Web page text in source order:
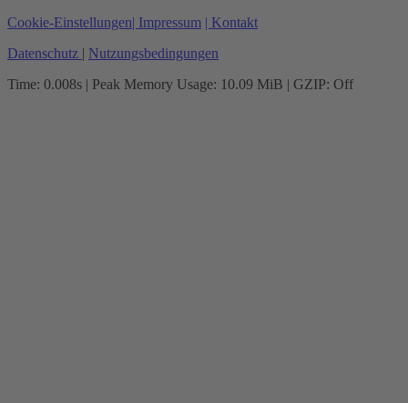
Cookie-Einstellungen| Impressum | Kontakt
Datenschutz | Nutzungsbedingungen
Time: 0.008s | Peak Memory Usage: 10.09 MiB | GZIP: Off